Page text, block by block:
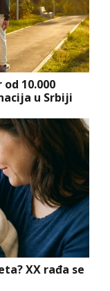
10.000
u Srbiji
XX rađa se